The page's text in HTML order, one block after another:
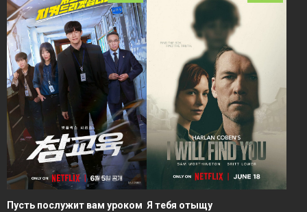
Пусть послужит вам уроком Я тебя отыщу